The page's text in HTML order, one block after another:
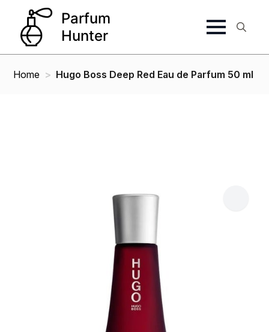
Home Hugo Boss Deep Red Eau de Parfum 50 ml